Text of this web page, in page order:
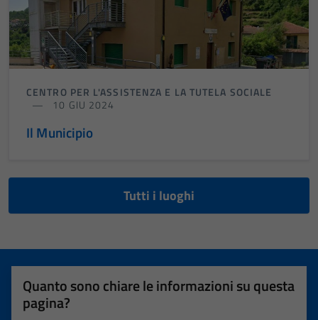
CENTRO PER L'ASSISTENZA E LA TUTELA SOCIALE
10 GIU 2024
Il Municipio
Tutti i luoghi
Quanto sono chiare le informazioni su questa
pagina?